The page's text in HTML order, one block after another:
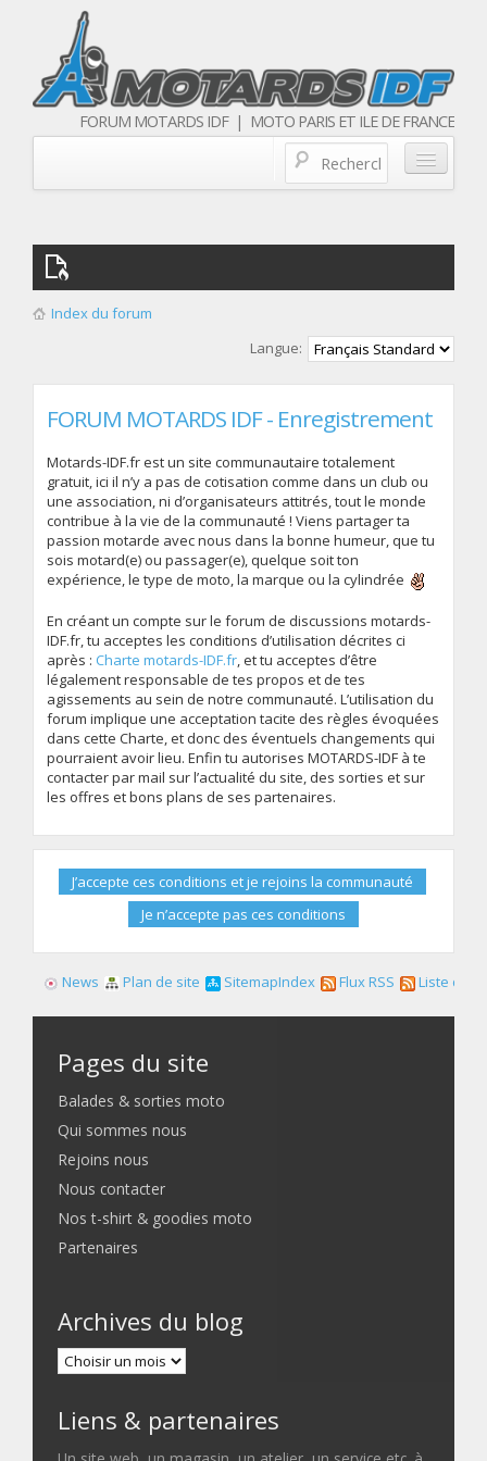
FORUM MOTARDS IDF | MOTO PARIS ET ILE DE FRANCE
Forum
Balades & sorties moto
Index du forum
Langue:
FORUM MOTARDS IDF - Enregistrement
Motards-IDF.fr est un site communautaire totalement
gratuit, ici il n’y a pas de cotisation comme dans un club ou
une association, ni d’organisateurs attitrés, tout le monde
contribue à la vie de la communauté ! Viens partager ta
passion motarde avec nous dans la bonne humeur, que tu
sois motard(e) ou passager(e), quelque soit ton
expérience, le type de moto, la marque ou la cylindrée
En créant un compte sur le forum de discussions motards-
IDF.fr, tu acceptes les conditions d’utilisation décrites ci
après : Charte motards-IDF.fr, et tu acceptes d’être
légalement responsable de tes propos et de tes
agissements au sein de notre communauté. L’utilisation du
forum implique une acceptation tacite des règles évoquées
dans cette Charte, et donc des éventuels changements qui
pourraient avoir lieu. Enfin tu autorises MOTARDS-IDF à te
contacter par mail sur l’actualité du site, des sorties et sur
les offres et bons plans de ses partenaires.
News Plan de site SitemapIndex Flux RSS Liste des
Pages du site
Balades & sorties moto
Qui sommes nous
Rejoins nous
Nous contacter
Nos t-shirt & goodies moto
Partenaires
Archives du blog
Liens & partenaires